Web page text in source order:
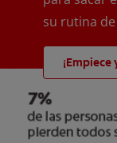
su rutina
¡Empiece